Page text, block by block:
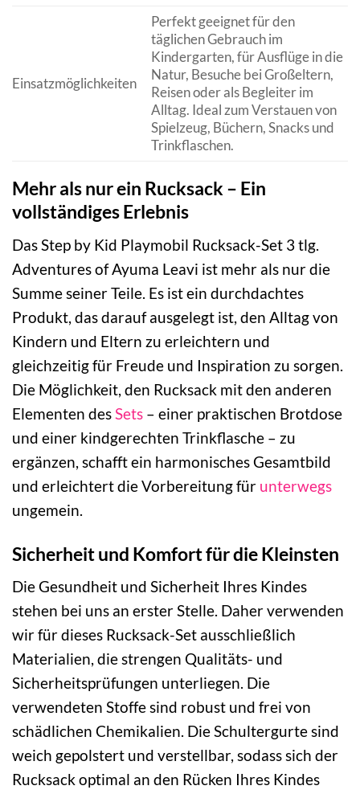
Einsatzmöglichkeiten
Perfekt geeignet für den
täglichen Gebrauch im
Kindergarten, für Ausflüge in die
Natur, Besuche bei Großeltern,
Reisen oder als Begleiter im
Alltag. Ideal zum Verstauen von
Spielzeug, Büchern, Snacks und
Trinkflaschen.
Mehr als nur ein Rucksack – Ein
vollständiges Erlebnis
Das Step by Kid Playmobil Rucksack-Set 3 tlg.
Adventures of Ayuma Leavi ist mehr als nur die
Summe seiner Teile. Es ist ein durchdachtes
Produkt, das darauf ausgelegt ist, den Alltag von
Kindern und Eltern zu erleichtern und
gleichzeitig für Freude und Inspiration zu sorgen.
Die Möglichkeit, den Rucksack mit den anderen
Elementen desSets – einer praktischen Brotdose
und einer kindgerechten Trinkflasche – zu
ergänzen, schafft ein harmonisches Gesamtbild
und erleichtert die Vorbereitung für unterwegs
ungemein.
Sicherheit und Komfort für die Kleinsten
Die Gesundheit und Sicherheit Ihres Kindes
stehen bei uns an erster Stelle. Daher verwenden
wir für dieses Rucksack-Set ausschließlich
Materialien, die strengen Qualitäts- und
Sicherheitsprüfungen unterliegen. Die
verwendeten Stoffe sind robust und frei von
schädlichen Chemikalien. Die Schultergurte sind
weich gepolstert und verstellbar, sodass sich der
Rucksack optimal an den Rücken Ihres Kindes